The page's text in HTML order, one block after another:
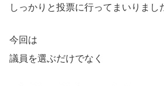
しっかりと投票に行ってまいりまし
今回は
議員を選ぶだけでなく